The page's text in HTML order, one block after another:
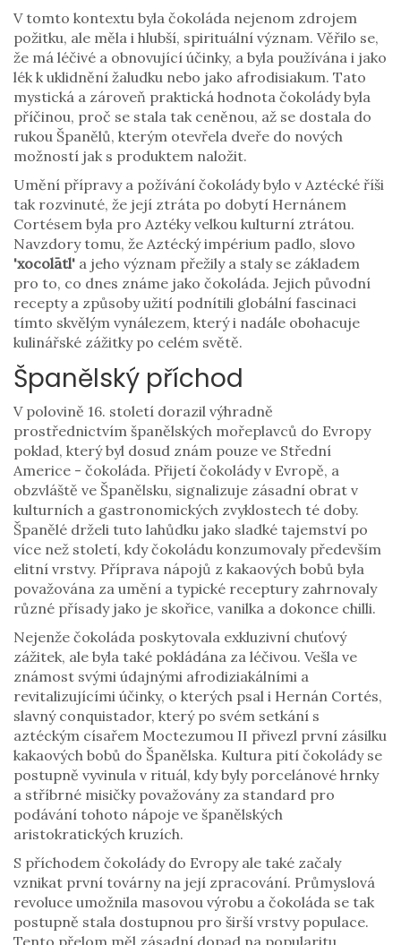
V tomto kontextu byla čokoláda nejenom zdrojem
požitku, ale měla i hlubší, spirituální význam. Věřilo se,
že má léčivé a obnovující účinky, a byla používána i jako
lék k uklidnění žaludku nebo jako afrodisiakum. Tato
mystická a zároveň praktická hodnota čokolády byla
příčinou, proč se stala tak ceněnou, až se dostala do
rukou Španělů, kterým otevřela dveře do nových
možností jak s produktem naložit.
Umění přípravy a požívání čokolády bylo v Aztécké říši
tak rozvinuté, že její ztráta po dobytí Hernánem
Cortésem byla pro Aztéky velkou kulturní ztrátou.
Navzdory tomu, že Aztécký impérium padlo, slovo
'xocolātl' a jeho význam přežily a staly se základem
pro to, co dnes známe jako čokoláda. Jejich původní
recepty a způsoby užití podnítili globální fascinaci
tímto skvělým vynálezem, který i nadále obohacuje
kulinářské zážitky po celém světě.
Španělský příchod
V polovině 16. století dorazil výhradně
prostřednictvím španělských mořeplavců do Evropy
poklad, který byl dosud znám pouze ve Střední
Americe - čokoláda. Přijetí čokolády v Evropě, a
obzvláště ve Španělsku, signalizuje zásadní obrat v
kulturních a gastronomických zvyklostech té doby.
Španělé drželi tuto lahůdku jako sladké tajemství po
více než století, kdy čokoládu konzumovaly především
elitní vrstvy. Příprava nápojů z kakaových bobů byla
považována za umění a typické receptury zahrnovaly
různé přísady jako je skořice, vanilka a dokonce chilli.
Nejenže čokoláda poskytovala exkluzivní chuťový
zážitek, ale byla také pokládána za léčivou. Vešla ve
známost svými údajnými afrodiziakálními a
revitalizujícími účinky, o kterých psal i Hernán Cortés,
slavný conquistador, který po svém setkání s
aztéckým císařem Moctezumou II přivezl první zásilku
kakaových bobů do Španělska. Kultura pití čokolády se
postupně vyvinula v rituál, kdy byly porcelánové hrnky
a stříbrné misičky považovány za standard pro
podávání tohoto nápoje ve španělských
aristokratických kruzích.
S příchodem čokolády do Evropy ale také začaly
vznikat první továrny na její zpracování. Průmyslová
revoluce umožnila masovou výrobu a čokoláda se tak
postupně stala dostupnou pro širší vrstvy populace.